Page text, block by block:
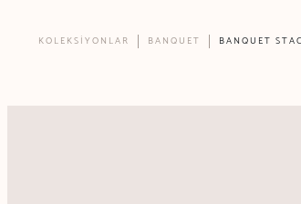
KOLEKSİYONLAR BANQUET BANQUET